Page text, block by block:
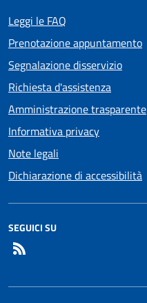
Leggi le FAQ
Prenotazione appuntamento
Segnalazione disservizio
Richiesta d'assistenza
Amministrazione trasparente
Informativa privacy
Note legali
Dichiarazione di accessibilità
SEGUICI SU